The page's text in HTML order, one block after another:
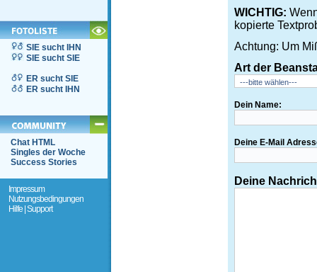
SIE sucht IHN
SIE sucht SIE
ER sucht SIE
ER sucht IHN
Chat HTML
Singles der Woche
Success Stories
Impressum
Nutzungsbedingungen
Hilfe | Support
WICHTIG:
kopierte
Achtung: Um
Art der
Dein Name:
Deine E-Mail
Deine